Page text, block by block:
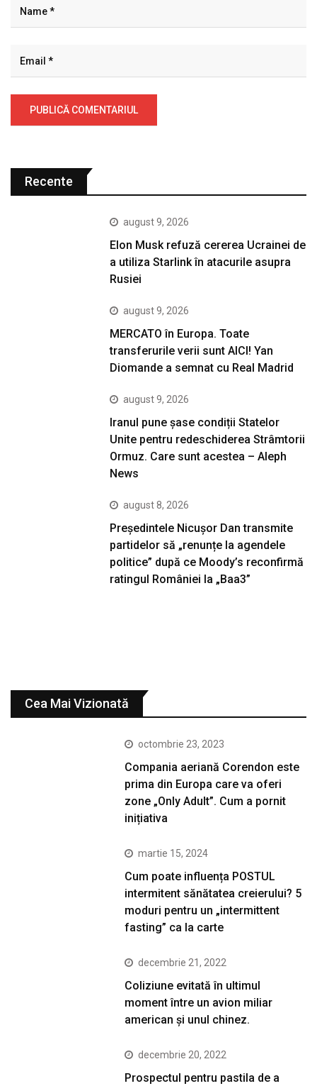
Recente
august 9, 2026
Elon Musk refuză cererea Ucrainei de
a utiliza Starlink în atacurile asupra
Rusiei
august 9, 2026
MERCATO în Europa. Toate
transferurile verii sunt AICI! Yan
Diomande a semnat cu Real Madrid
august 9, 2026
Iranul pune șase condiții Statelor
Unite pentru redeschiderea Strâmtorii
Ormuz. Care sunt acestea – Aleph
News
august 8, 2026
Președintele Nicușor Dan transmite
partidelor să „renunțe la agendele
politice” după ce Moody’s reconfirmă
ratingul României la „Baa3”
Cea Mai Vizionată
octombrie 23, 2023
Compania aeriană Corendon este
prima din Europa care va oferi
zone „Only Adult”. Cum a pornit
inițiativa
martie 15, 2024
Cum poate influența POSTUL
intermitent sănătatea creierului? 5
moduri pentru un „intermittent
fasting” ca la carte
decembrie 21, 2022
Coliziune evitată în ultimul
moment între un avion miliar
american şi unul chinez.
decembrie 20, 2022
Prospectul pentru pastila de a